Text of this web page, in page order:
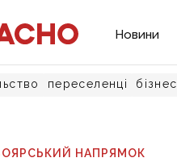
Новини
переселенці бізнес
НАПРЯМОК